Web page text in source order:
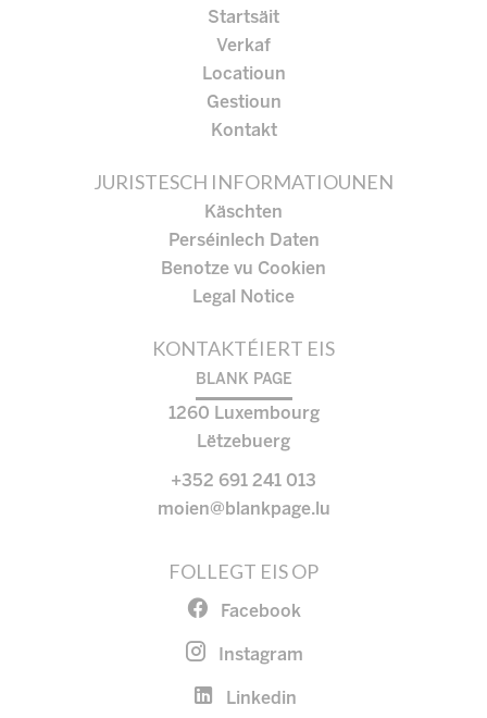
Startsäit
Verkaf
Locatioun
Gestioun
Kontakt
JURISTESCH INFORMATIOUNEN
Käschten
Perséinlech Daten
Benotze vu Cookien
Legal Notice
KONTAKTÉIERT EIS
BLANK PAGE
1260 Luxembourg
Lëtzebuerg
+352 691 241 013
moien@blankpage.lu
FOLLEGT EIS OP
Facebook
Instagram
Linkedin